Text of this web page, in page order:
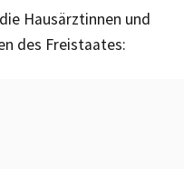
Hausärztinnen und
des Freistaates: